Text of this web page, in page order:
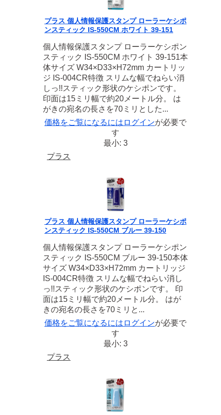
プラス 個人情報保護スタンプ ローラーケシポ
ンスティック IS-550CM ホワイト 39-151
個人情報保護スタンプ ローラーケシポン
スティック IS-550CM ホワイト 39-151本
体サイズ W34×D33×H72mm カートリッ
ジ IS-004CR特徴 スリムな幅でねらい消
しっ!!スティック形状のケシポンです。
印面は15ミリ幅で約20メートル分。 は
がきの宛名の長さを70ミリとした...
価格をご覧になるには ログインが必要で
す
最小: 3
プラス
プラス 個人情報保護スタンプ ローラーケシポ
ンスティック IS-550CM ブルー 39-150
個人情報保護スタンプ ローラーケシポン
スティック IS-550CM ブルー 39-150本体
サイズ W34×D33×H72mm カートリッジ
IS-004CR特徴 スリムな幅でねらい消し
っ!!スティック形状のケシポンです。 印
面は15ミリ幅で約20メートル分。 はが
きの宛名の長さを70ミリと...
価格をご覧になるには ログインが必要で
す
最小: 3
プラス